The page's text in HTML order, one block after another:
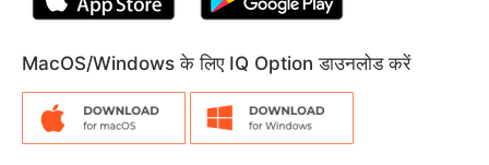
MacOS/Windows के लिए IQ Option डाउनलोड करें